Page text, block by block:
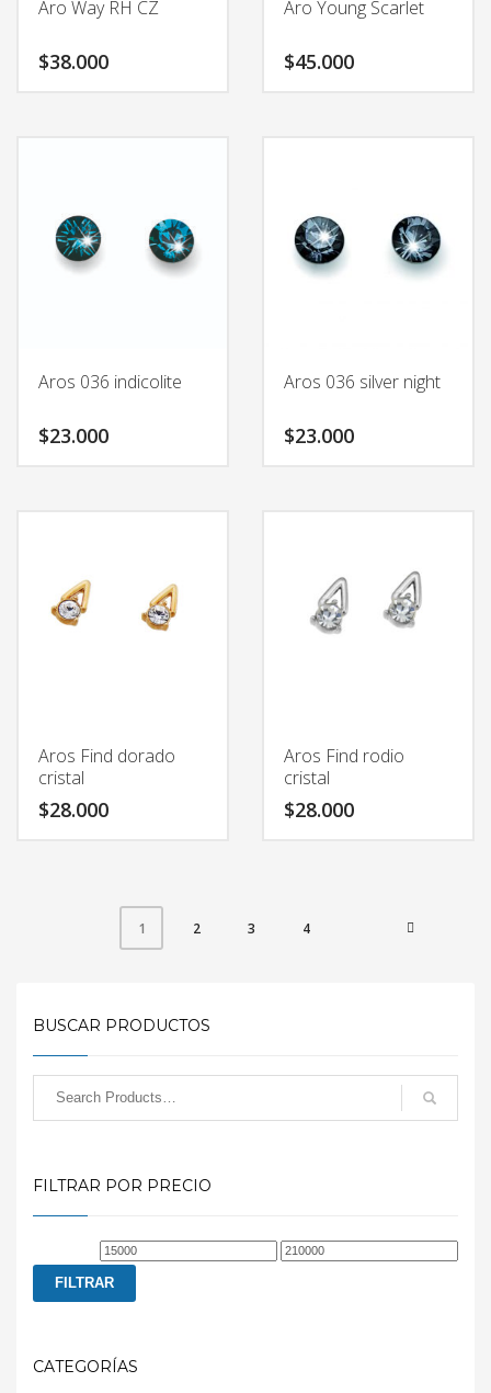
Aro Way RH CZ
$38.000
Aro Young Scarlet
$45.000
Aros 036 indicolite
$23.000
Aros 036 silver night
$23.000
Aros Find dorado
cristal
$28.000
Aros Find rodio
cristal
$28.000
1 2 3 4
BUSCAR PRODUCTOS
FILTRAR POR PRECIO
Precio
mínimo
Precio
FILTRAR
CATEGORÍAS